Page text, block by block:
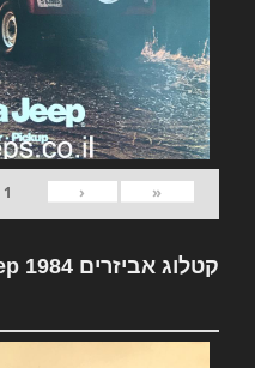
«
‹
1
קטלוג אביזרים Jeep 1984